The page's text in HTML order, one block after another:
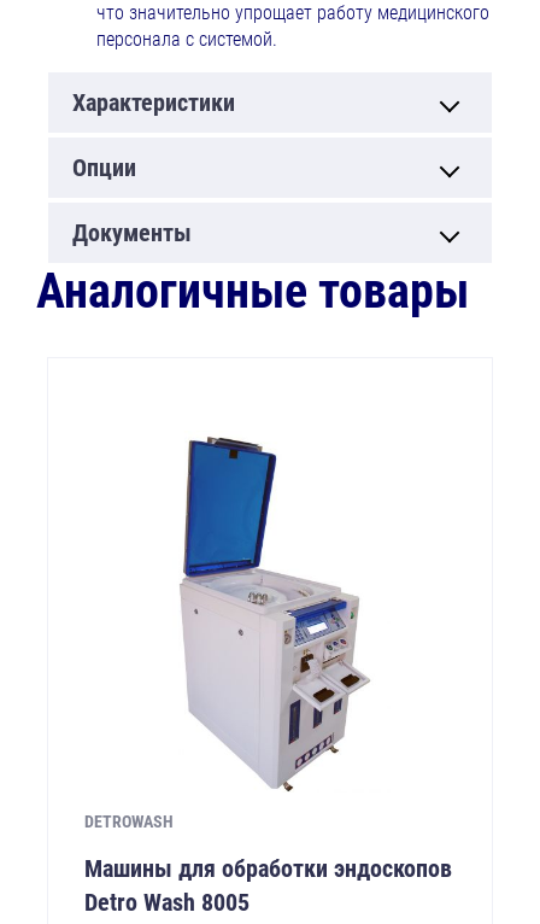
что значительно упрощает работу медицинского
персонала с системой.
Характеристики
Опции
Документы
Аналогичные товары
DETROWASH
Машины для обработки эндоскопов
Detro Wash 8005